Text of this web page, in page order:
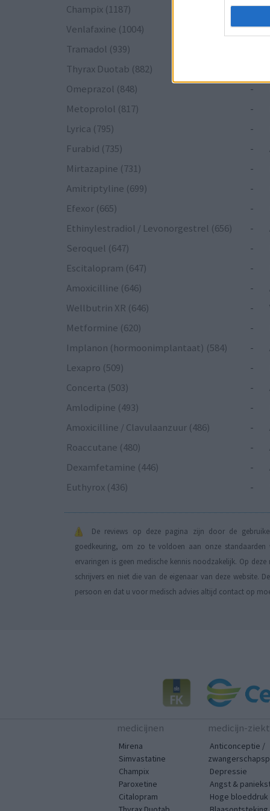
Champix (1187)
-
Venlafaxine (1004)
-
Tramadol (939)
Thyrax Duotab (882)
Omeprazol (848)
-
Metoprolol (817)
-
Lyrica (795)
-
Furabid (735)
-
Mirtazapine (731)
-
Amitriptyline (699)
-
Efexor (665)
-
Ethinylestradiol / Levonorgestrel (656)
-
Seroquel (647)
-
Escitalopram (647)
-
Amoxicilline (646)
-
Wellbutrin XR (646)
-
Metformine (620)
-
Implanon (hormoonimplantaat) (584)
-
Lexapro (509)
-
Concerta (503)
-
Amlodipine (493)
-
Amoxicilline / Clavulaanzuur (486)
-
Roaccutane (480)
-
Dexamfetamine (446)
-
Euthyrox (436)
-
De reviews op deze pagina zijn door de
goedkeuring, om zo te voldoen aan onze
ervaringen is geen medische kennis noodzakelijk. Op
schrijvers en niet die van de eigenaar van deze website.
persoon en dat u voor medisch advies altijd contact op
medicijnen
Mirena
Simvastatine
Champix
Paroxetine
Citalopram
medicijn-
Anticonceptie /
Depressie
Angst &
Hoge bloeddruk